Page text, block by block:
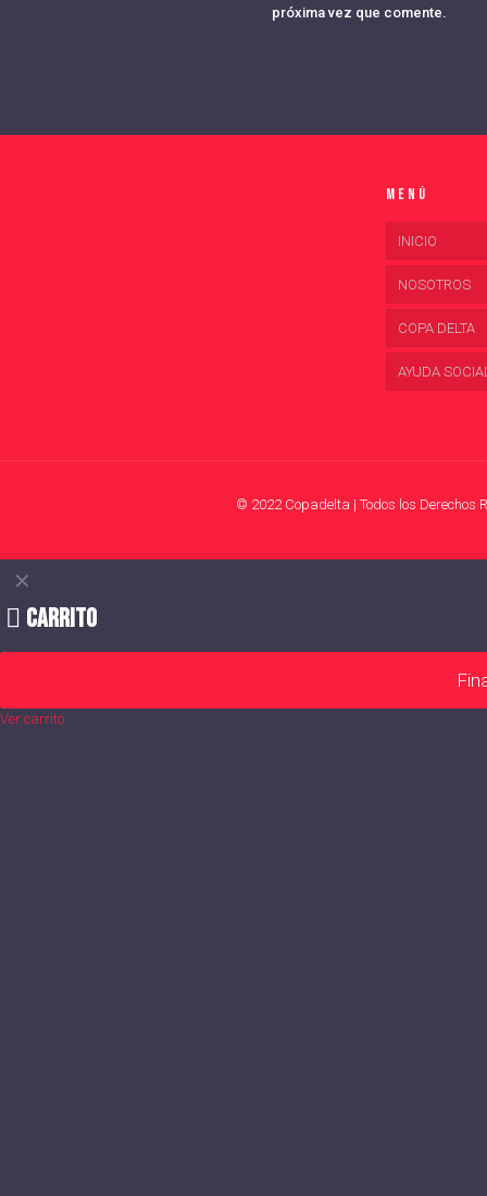
próxima vez que comente.
Menú
INICIO
NOSOTROS
COPA DELTA
AYUDA
© 2022 Copadelta | Todos los Derechos
✕
Carrito
Ver carrito